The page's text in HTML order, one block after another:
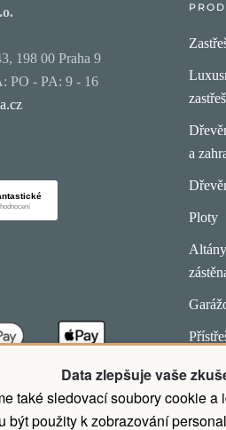
Data zlepšuje vaše
také sledovací soubory cookie
použity k zobrazování
198 00 Praha 9
PO - PA: 9 - 16
a
Ploty